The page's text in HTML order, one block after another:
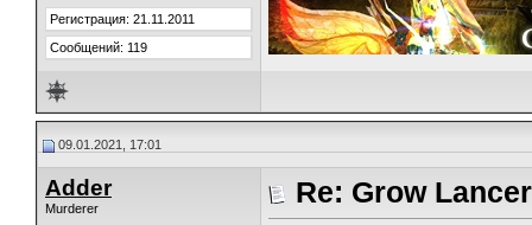
Регистрация: 21.11.2011
Сообщений: 119
09.01.2021, 17:01
Adder
Murderer Re: Grow Lancer